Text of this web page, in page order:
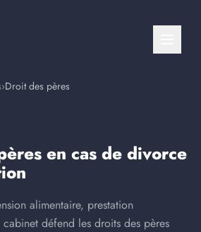
›Droit des pères
en cas de divorce
alimentaire, prestation
défend les droits des pères